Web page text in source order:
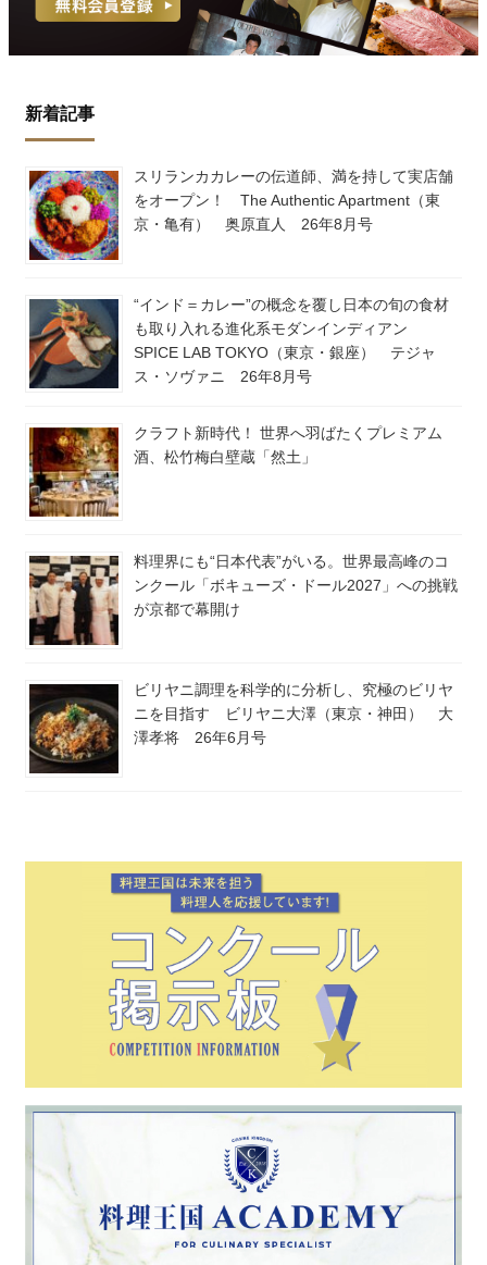
新着記事
スリランカカレーの伝道師、満を持して実店舗
をオープン！ The Authentic Apartment（東
京・亀有） 奥原直人 26年8月号
“インド＝カレー”の概念を覆し日本の旬の食材
も取り入れる進化系モダンインディアン
SPICE LAB TOKYO（東京・銀座） テジャ
ス・ソヴァニ 26年8月号
クラフト新時代！ 世界へ羽ばたくプレミアム
酒、松竹梅白壁蔵「然土」
料理界にも“日本代表”がいる。世界最高峰のコ
ンクール「ボキューズ・ドール2027」への挑戦
が京都で幕開け
ビリヤニ調理を科学的に分析し、究極のビリヤ
ニを目指す ビリヤニ大澤（東京・神田） 大
澤孝将 26年6月号